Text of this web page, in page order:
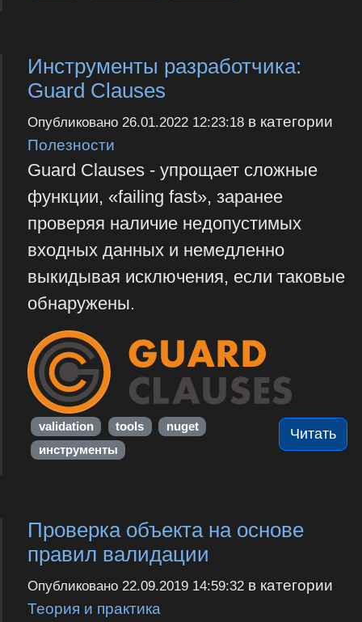
Инструменты разработчика:
Guard Clauses
Опубликовано 26.01.2022 12:23:18в категории
Полезности
Guard Clauses - упрощает сложные
функции, «failing fast», заранее
проверяя наличие недопустимых
входных данных и немедленно
выкидывая исключения, если таковые
обнаружены.‎
Читать
validation tools
nuget
инструменты
Проверка объекта на основе
правил валидации
Опубликовано 22.09.2019 14:59:32в категории
Теория и практика